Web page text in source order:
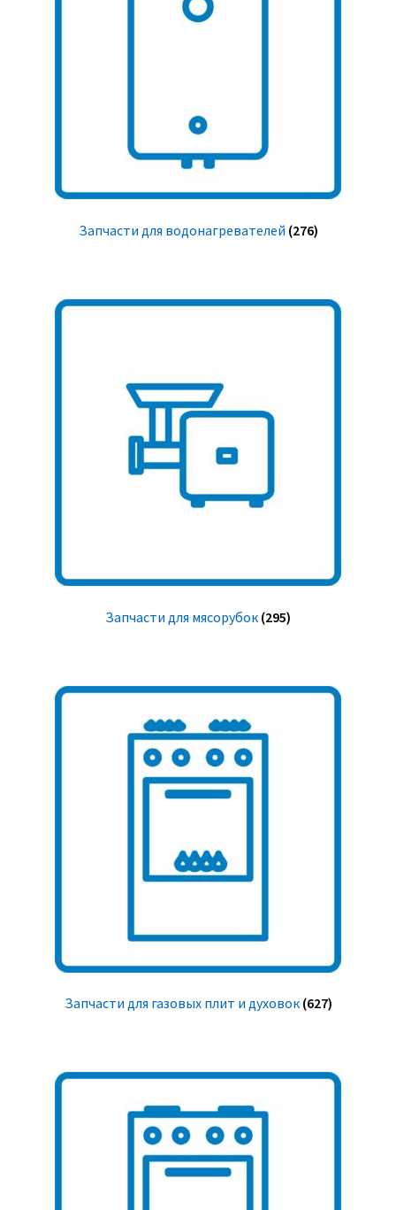
Запчасти для водонагревателей (276)
Запчасти для мясорубок (295)
Запчасти для газовых плит и духовок (627)